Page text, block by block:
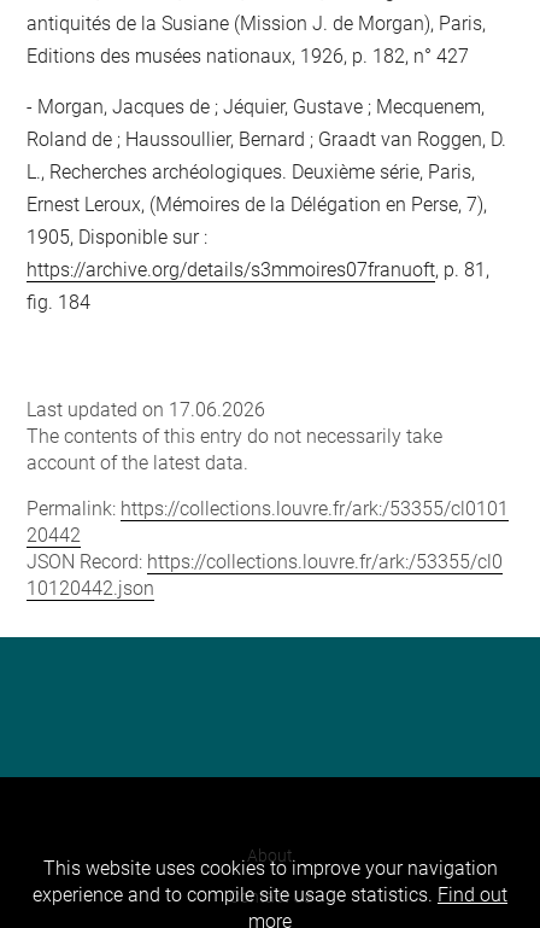
antiquités de la Susiane (Mission J. de Morgan), Paris,
Editions des musées nationaux, 1926, p. 182, n° 427
Morgan, Jacques de ; Jéquier, Gustave ; Mecquenem,
Roland de ; Haussoullier, Bernard ; Graadt van Roggen, D.
L., Recherches archéologiques. Deuxième série, Paris,
Ernest Leroux, (Mémoires de la Délégation en Perse, 7),
1905, Disponible sur :
https://archive.org/details/s3mmoires07franuoft, p. 81,
fig. 184
Last updated on 17.06.2026
The contents of this entry do not necessarily take
account of the latest data.
Permalink: https://collections.louvre.fr/ark:/53355/cl0101
20442
JSON Record: https://collections.louvre.fr/ark:/53355/cl0
10120442.json
About
Contact Us
This website uses cookies to improve your navigation
experience and to compile site usage statistics. Find out
more